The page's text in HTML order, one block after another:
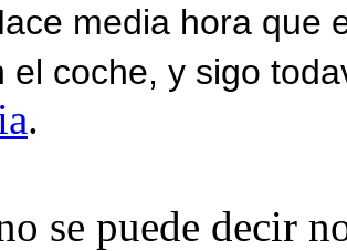
media hora que
el coche, y sigo
.
se puede decir